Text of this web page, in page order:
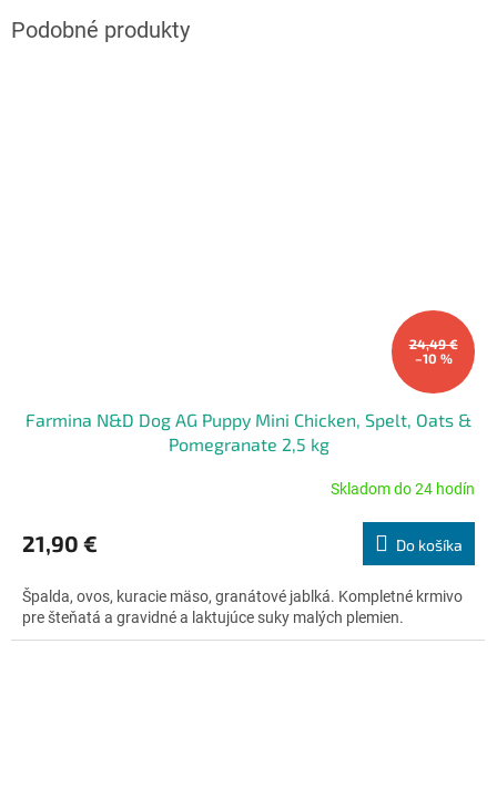
24,49 €
–10 %
Farmina N&D Dog AG Puppy Mini Chicken, Spelt, Oats &
Pomegranate 2,5 kg
produktu
je
z
5
hviezdičiek.
Skladom do 24 hodín
21,90 € Do košíka
Špalda, ovos, kuracie mäso, granátové jablká. Kompletné krmivo
pre šteňatá a gravidné a laktujúce suky malých plemien.